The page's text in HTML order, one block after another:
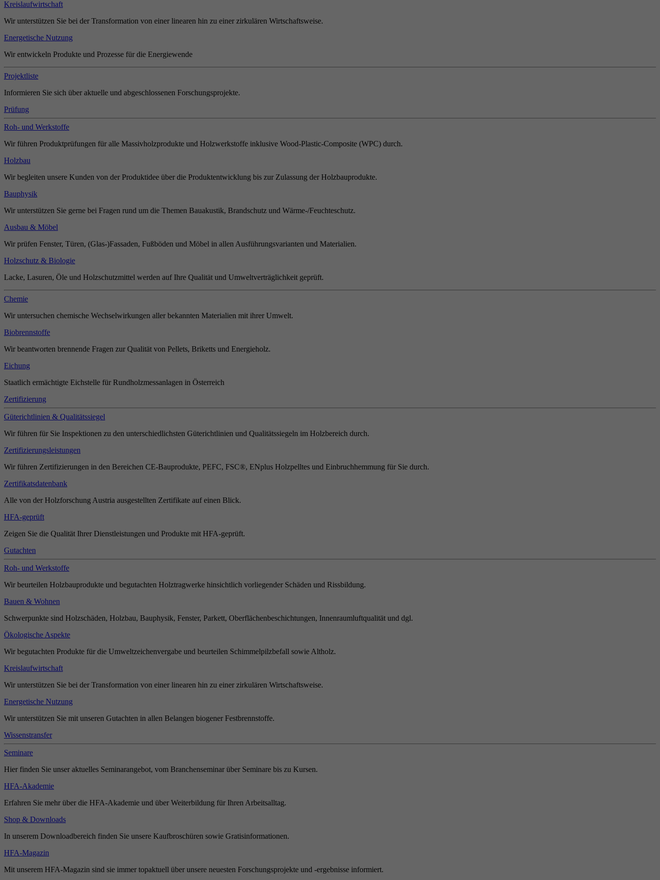
Kreislaufwirtschaft
Wir unterstützen Sie bei der Transformation von einer linearen hin zu einer zirkulären Wirtschaftsweise.
Energetische Nutzung
Wir entwickeln Produkte und Prozesse für die Energiewende
Projektliste
Informieren Sie sich über aktuelle und abgeschlossenen Forschungsprojekte.
Prüfung
Roh- und Werkstoffe
Wir führen Produktprüfungen für alle Massivholzprodukte und Holzwerkstoffe inklusive Wood-Plastic-Composite (WPC) durch.
Holzbau
Wir begleiten unsere Kunden von der Produktidee über die Produktentwicklung bis zur Zulassung der Holzbauprodukte.
Bauphysik
Wir unterstützen Sie gerne bei Fragen rund um die Themen Bauakustik, Brandschutz und Wärme-/Feuchteschutz.
Ausbau & Möbel
Wir prüfen Fenster, Türen, (Glas-)Fassaden, Fußböden und Möbel in allen Ausführungsvarianten und Materialien.
Holzschutz & Biologie
Lacke, Lasuren, Öle und Holzschutzmittel werden auf Ihre Qualität und Umweltverträglichkeit geprüft.
Chemie
Wir untersuchen chemische Wechselwirkungen aller bekannten Materialien mit ihrer Umwelt.
Biobrennstoffe
Wir beantworten brennende Fragen zur Qualität von Pellets, Briketts und Energieholz.
Eichung
Staatlich ermächtigte Eichstelle für Rundholzmessanlagen in Österreich
Zertifizierung
Güterichtlinien & Qualitätssiegel
Wir führen für Sie Inspektionen zu den unterschiedlichsten Güterichtlinien und Qualitätssiegeln im Holzbereich durch.
Zertifizierungsleistungen
Wir führen Zertifizierungen in den Bereichen CE-Bauprodukte, PEFC, FSC®, ENplus Holzpelltes und Einbruchhemmung für Sie durch.
Zertifikatsdatenbank
Alle von der Holzforschung Austria ausgestellten Zertifikate auf einen Blick.
HFA-geprüft
Zeigen Sie die Qualität Ihrer Dienstleistungen und Produkte mit HFA-geprüft.
Gutachten
Roh- und Werkstoffe
Wir beurteilen Holzbauprodukte und begutachten Holztragwerke hinsichtlich vorliegender Schäden und Rissbildung.
Bauen & Wohnen
Schwerpunkte sind Holzschäden, Holzbau, Bauphysik, Fenster, Parkett, Oberflächenbeschichtungen, Innenraumluftqualität und dgl.
Ökologische Aspekte
Wir begutachten Produkte für die Umweltzeichenvergabe und beurteilen Schimmelpilzbefall sowie Altholz.
Kreislaufwirtschaft
Wir unterstützen Sie bei der Transformation von einer linearen hin zu einer zirkulären Wirtschaftsweise.
Energetische Nutzung
Wir unterstützen Sie mit unseren Gutachten in allen Belangen biogener Festbrennstoffe.
Wissenstransfer
Seminare
Hier finden Sie unser aktuelles Seminarangebot, vom Branchenseminar über Seminare bis zu Kursen.
HFA-Akademie
Erfahren Sie mehr über die HFA-Akademie und über Weiterbildung für Ihren Arbeitsalltag.
Shop & Downloads
In unserem Downloadbereich finden Sie unsere Kaufbroschüren sowie Gratisinformationen.
HFA-Magazin
Mit unserem HFA-Magazin sind sie immer topaktuell über unsere neuesten Forschungsprojekte und -ergebnisse informiert.